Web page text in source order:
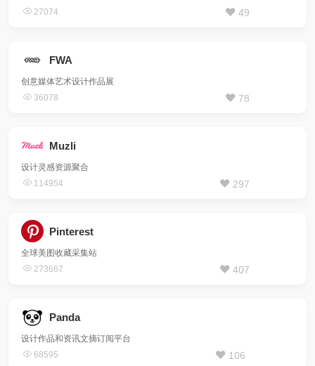
27074
49
FWA
创意媒体艺术设计作品展
36078
78
Muzli
设计灵感资源聚合
114954
297
Pinterest
全球美图收藏采集站
273667
407
Panda
设计作品和资讯文摘订阅平台
68595
106